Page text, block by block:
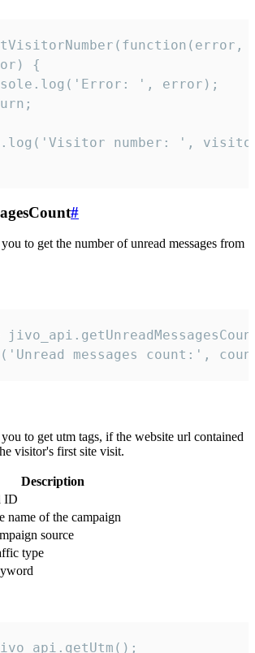
{
', error);
number: ',
#
to get the number of unread messages from
messages count:',
to get utm tags, if the website url contained
visitor's first site visit.
Description
ID
name of the campaign
source
type